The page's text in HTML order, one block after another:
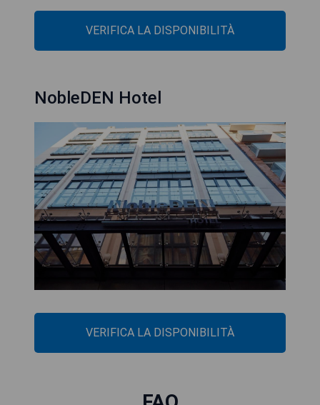
VERIFICA LA DISPONIBILITÀ
NobleDEN Hotel
VERIFICA LA DISPONIBILITÀ